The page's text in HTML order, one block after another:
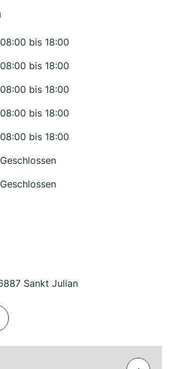
08:00 bis 18:00
08:00 bis 18:00
08:00 bis 18:00
08:00 bis 18:00
08:00 bis 18:00
Geschlossen
Geschlossen
Sankt Julian